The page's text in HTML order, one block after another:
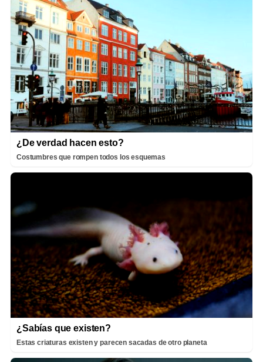
¿De verdad hacen esto?
Costumbres que rompen todos los esquemas
¿Sabías que existen?
Estas criaturas existen y parecen sacadas de otro planeta